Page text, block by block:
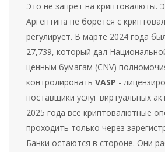
Это не запрет на криптовалюты.
Аргентина не борется с
регулирует. В марте 2024 года
27,739, который дал
ценным бумагам (CNV)
контролироватьVASP -
поставщики услуг виртуальных
2025 года все криптовалютные
проходить только через
Банки остаются в стороне. Они